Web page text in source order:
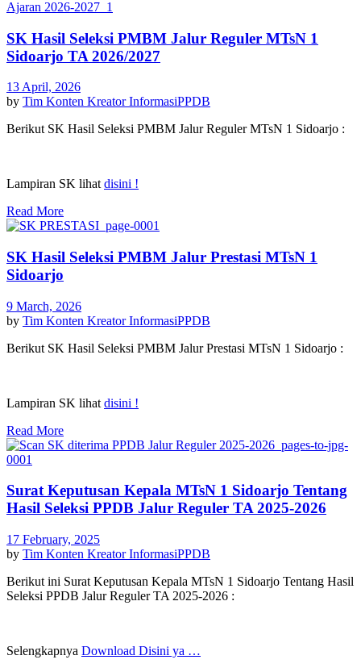
SK Hasil Seleksi PMBM Jalur Reguler MTsN 1
Sidoarjo TA 2026/2027
13 April, 2026
by Tim Konten KreatorInformasiPPDB
Berikut SK Hasil Seleksi PMBM Jalur Reguler MTsN 1 Sidoarjo :
Lampiran SK lihat disini !
Read More
SK Hasil Seleksi PMBM Jalur Prestasi MTsN 1
Sidoarjo
9 March, 2026
by Tim Konten KreatorInformasiPPDB
Berikut SK Hasil Seleksi PMBM Jalur Prestasi MTsN 1 Sidoarjo :
Lampiran SK lihat disini !
Read More
Surat Keputusan Kepala MTsN 1 Sidoarjo Tentang
Hasil Seleksi PPDB Jalur Reguler TA 2025-2026
17 February, 2025
by Tim Konten KreatorInformasiPPDB
Berikut ini Surat Keputusan Kepala MTsN 1 Sidoarjo Tentang Hasil
Seleksi PPDB Jalur Reguler TA 2025-2026 :
Selengkapnya Download Disini ya …